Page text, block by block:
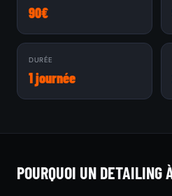
90€
DURÉE
1 journée
POURQUOI UN DETAILING